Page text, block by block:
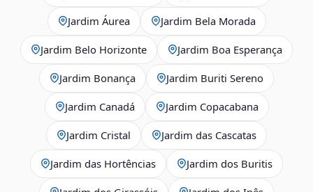
Jardim Áurea Jardim Bela Morada
Jardim Belo Horizonte Jardim Boa Esperança
Jardim Bonança Jardim Buriti Sereno
Jardim Canadá Jardim Copacabana
Jardim Cristal Jardim das Cascatas
Jardim das Hortências Jardim dos Buritis